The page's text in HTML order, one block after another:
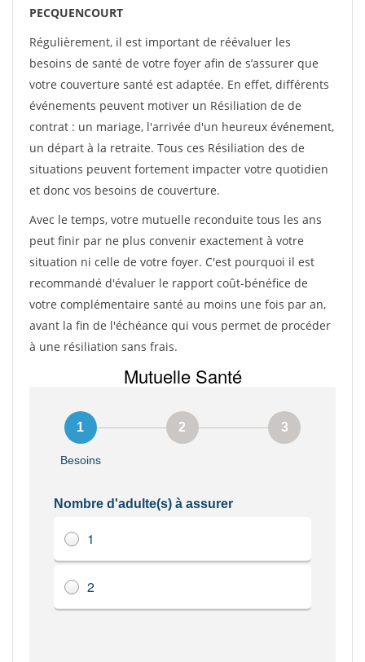
PECQUENCOURT
Régulièrement, il est important de réévaluer les
besoins de santé de votre foyer afin de s’assurer que
votre couverture santé est adaptée. En effet, différents
événements peuvent motiver un Résiliation de de
contrat : un mariage, l'arrivée d'un heureux événement,
un départ à la retraite. Tous ces Résiliation des de
situations peuvent fortement impacter votre quotidien
et donc vos besoins de couverture.
Avec le temps, votre mutuelle reconduite tous les ans
peut finir par ne plus convenir exactement à votre
situation ni celle de votre foyer. C'est pourquoi il est
recommandé d'évaluer le rapport coût-bénéfice de
votre complémentaire santé au moins une fois par an,
avant la fin de l'échéance qui vous permet de procéder
à une résiliation sans frais.